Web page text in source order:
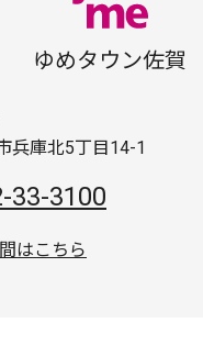
ゆめタウン佐賀
兵庫北5丁目14-1
33-3100
はこちら